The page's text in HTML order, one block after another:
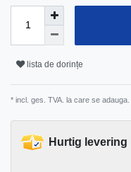
lista de dorințe
* incl. ges. TVA. la care se adauga.
Hurtig levering